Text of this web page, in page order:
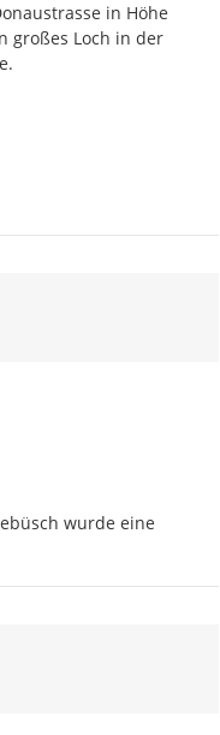
in Höhe
großes Loch in der
wurde eine